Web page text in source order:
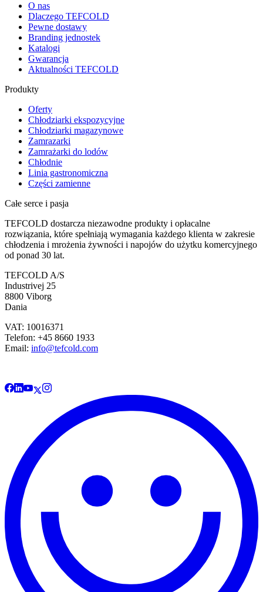
O nas
Dlaczego TEFCOLD
Pewne dostawy
Branding jednostek
Katalogi
Gwarancja
Aktualności TEFCOLD
Produkty
Oferty
Chłodziarki ekspozycyjne
Chłodziarki magazynowe
Zamrazarki
Zamrażarki do lodów
Chłodnie
Linia gastronomiczna
Części zamienne
Całe serce i pasja
TEFCOLD dostarcza niezawodne produkty i opłacalne
rozwiązania, które spełniają wymagania każdego klienta w zakresie
chłodzenia i mrożenia żywności i napojów do użytku komercyjnego
od ponad 30 lat.
TEFCOLD A/S
Industrivej 25
8800 Viborg
Dania
VAT: 10016371
Telefon: +45 8660 1933
Email: info@tefcold.com